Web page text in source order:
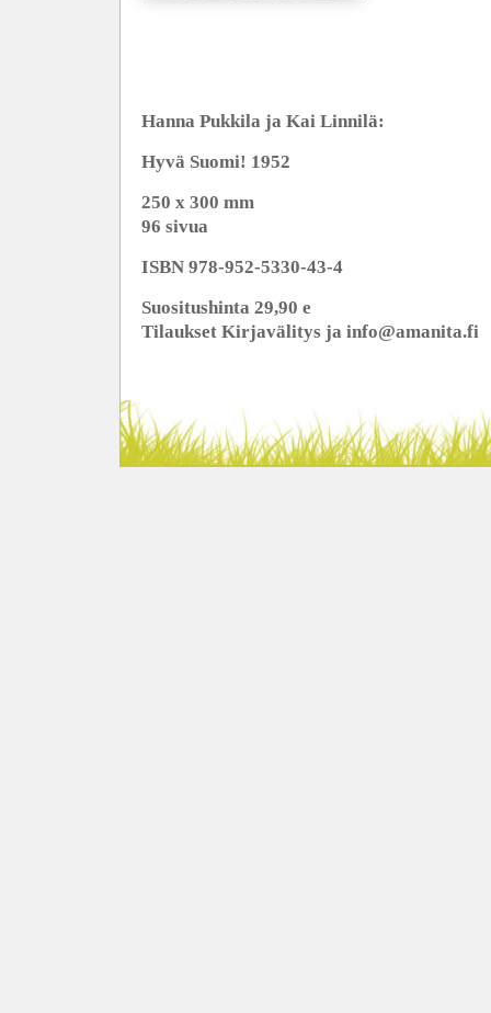
Hanna Pukkila ja Kai Linnilä:
Hyvä Suomi! 1952
250 x 300 mm
96 sivua
ISBN 978-952-5330-43-4
Suositushinta 29,90 e
Tilaukset Kirjavälitys ja info@amanita.fi